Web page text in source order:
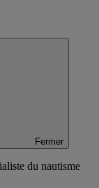
Fermer
du nautisme